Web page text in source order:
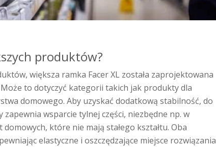
produktów?
większa ramka Facer XL została zaprojektowana
to dotyczyć kategorii takich jak produkty dla
domowego. Aby uzyskać dodatkową stabilność, do
wsparcie tylnej części, niezbędne np. w
które nie mają stałego kształtu. Oba
elastyczne i oszczędzające miejsce rozwiązania